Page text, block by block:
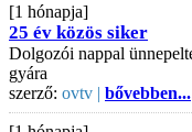
[1 hónapja]
25 év közös siker
Dolgozói nappal
gyára
szerző: ovtv | bővebben...